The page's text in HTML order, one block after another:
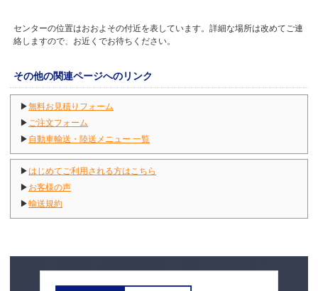
センターの位置はおおよその付近を表しています。詳細な場所は改めてご連
絡しますので、お近くでお待ちください。
その他の関連ページへのリンク
▶無料お見積りフォーム
▶ ご注文フォーム
▶ 自動車輸送・陸送メニュー 一覧
▶はじめてご利用される方はこちら
▶ お客様の声
▶輸送規約